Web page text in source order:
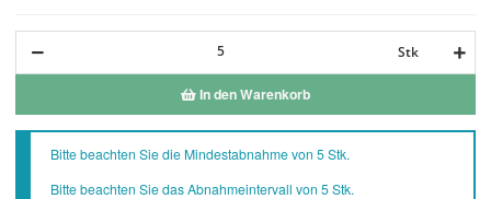
Stk
In den Warenkorb
xBitte beachten Sie die Mindestabnahme von 5 Stk.
Bitte beachten Sie das Abnahmeintervall von 5 Stk.